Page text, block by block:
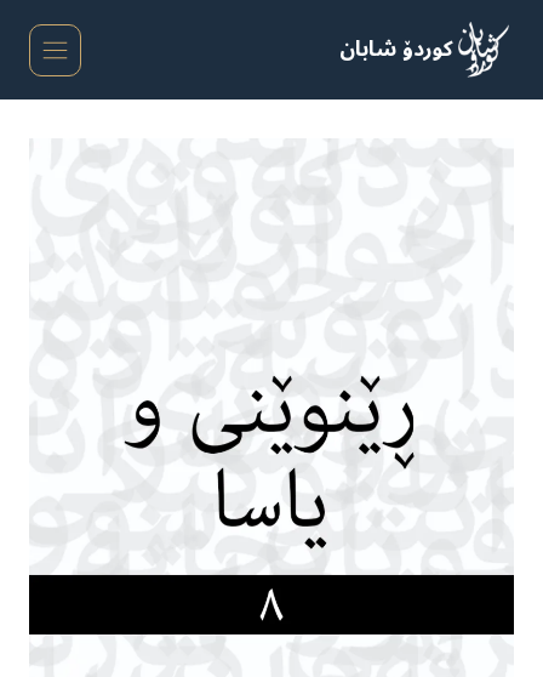
Skip
content
کوردۆ شابان